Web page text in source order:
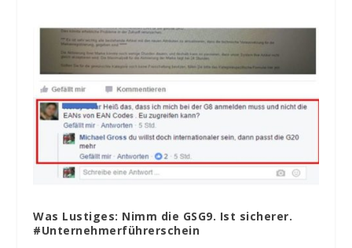
Was Lustiges: Nimm die GSG9. Ist sicherer.
#Unternehmerführerschein